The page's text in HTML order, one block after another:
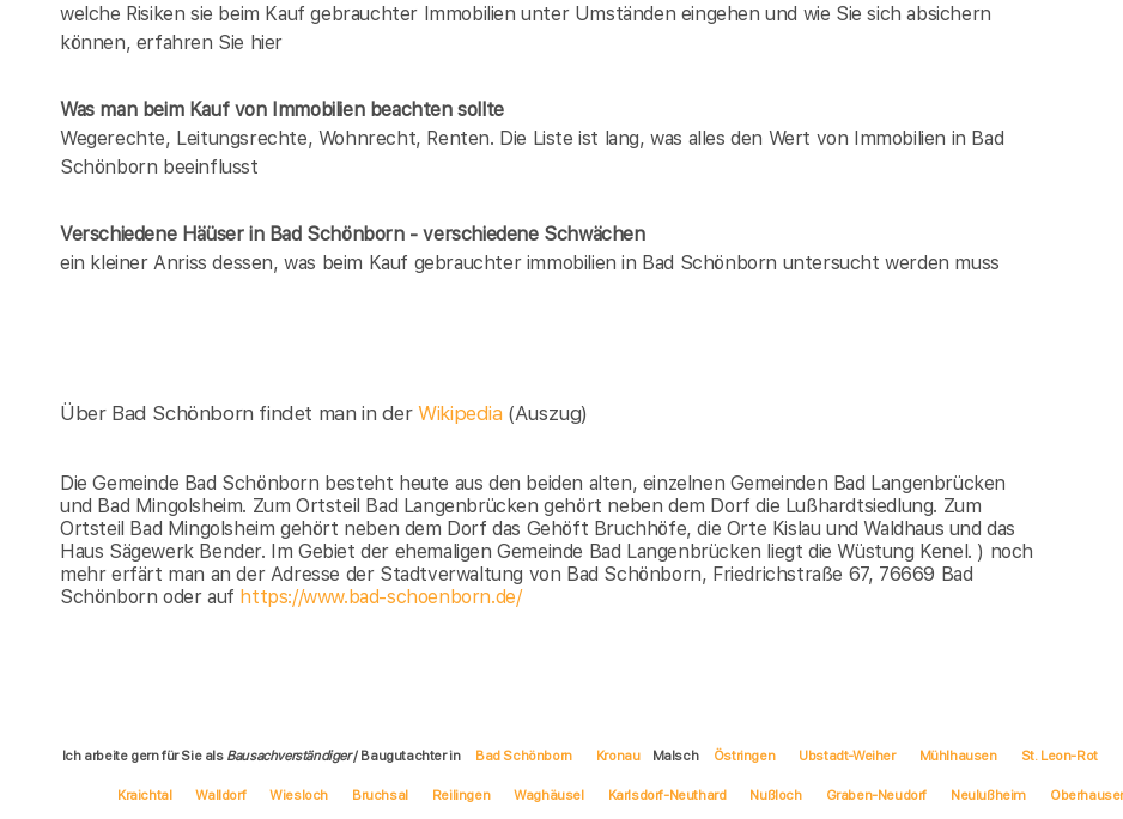
welche Risiken sie beim Kauf gebrauchter Immobilien unter Umständen eingehen und wie Sie sich absichern
können, erfahren Sie hier
Was man beim Kauf von Immobilien beachten sollte
Wegerechte, Leitungsrechte, Wohnrecht, Renten. Die Liste ist lang, was alles den Wert von Immobilien in Bad
Schönborn beeinflusst
Verschiedene Häüser in Bad Schönborn - verschiedene Schwächen
ein kleiner Anriss dessen, was beim Kauf gebrauchter immobilien in Bad Schönborn untersucht werden muss
Über Bad Schönborn findet man in derWikipedia (Auszug)
Die Gemeinde Bad Schönborn besteht heute aus den beiden alten, einzelnen Gemeinden Bad Langenbrücken
und Bad Mingolsheim. Zum Ortsteil Bad Langenbrücken gehört neben dem Dorf die Lußhardtsiedlung. Zum
Ortsteil Bad Mingolsheim gehört neben dem Dorf das Gehöft Bruchhöfe, die Orte Kislau und Waldhaus und das
Haus Sägewerk Bender. Im Gebiet der ehemaligen Gemeinde Bad Langenbrücken liegt die Wüstung Kenel. ) noch
mehr erfärt man an der Adresse der Stadtverwaltung von Bad Schönborn, Friedrichstraße 67, 76669 Bad
Schönborn oder auf https://www.bad-schoenborn.de/
Ich arbeite gern für Sie als Bausachverständiger/ Baugutachter in Bad Schönborn Kronau Malsch Östringen Ubstadt-Weiher Mühlhausen St. Leon-Rot
Kraichtal Walldorf Wiesloch Bruchsal Reilingen Waghäusel Karlsdorf-Neuthard Nußloch Graben-Neudorf Neulußheim